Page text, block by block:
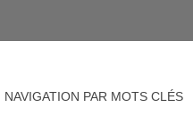
NAVIGATION PAR MOTS CLÉS